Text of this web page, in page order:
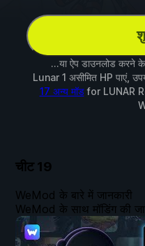
...या ऐप डाउनलोड करने
Lunar 1 असीमित HP पाएं,
17 अन्य मॉडfor LUNAR
चीट 19
WeMod के बारे में जानकारी
WeMod के साथ मॉडिंग की